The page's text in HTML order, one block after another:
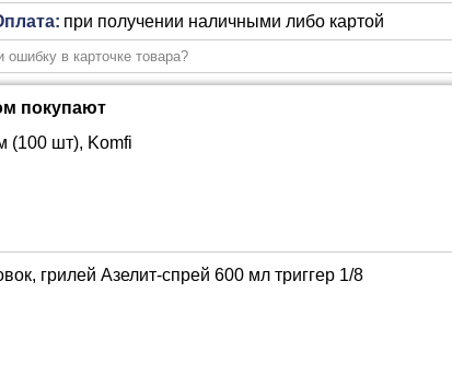
при получении наличными либо картой
ошибку в карточке товара?
покупают
(100 шт), Komfi
грилей Азелит-спрей 600 мл триггер 1/8